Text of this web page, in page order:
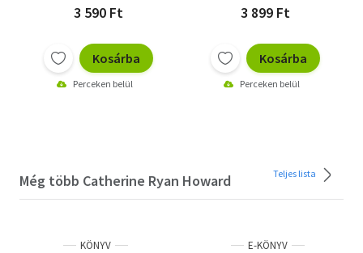
3 590 Ft
Kosárba
Perceken belül
3 899 Ft
Kosárba
Perceken belül
Még több Catherine Ryan Howard Teljes lista
KÖNYV E-KÖNYV